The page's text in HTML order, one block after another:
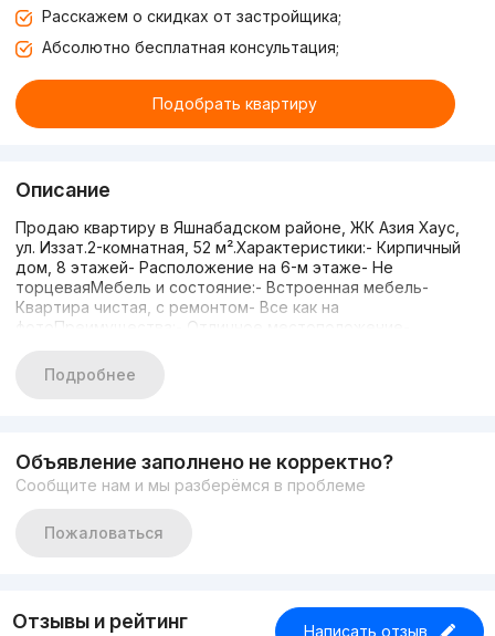
Расскажем о скидках от застройщика;
Абсолютно бесплатная консультация;
Подобрать квартиру
Описание
Продаю квартиру в Яшнабадском районе, ЖК Азия Хаус,
ул. Иззат.2-комнатная, 52 м².Характеристики:- Кирпичный
дом, 8 этажей- Расположение на 6-м этаже- Не
торцеваяМебель и состояние:- Встроенная мебель-
Квартира чистая, с ремонтом- Все как на
фотоПреимущества:- Отличное местоположение-
у.е., небольшой торг уместен.Контакт: Рустам, 90 952 05 01
Подробнее
Объявление заполнено не корректно?
Сообщите нам и мы разберёмся в проблеме
Пожаловаться
Отзывы и рейтинг Написать отзыв